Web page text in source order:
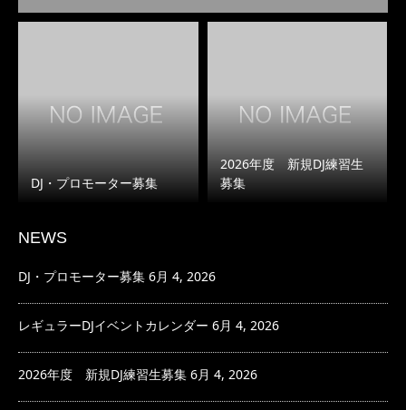
DJ・プロモーター募集
2026年度 新規DJ練習生
募集
NEWS
DJ・プロモーター募集 6月 4, 2026
レギュラーDJイベントカレンダー 6月 4, 2026
2026年度 新規DJ練習生募集 6月 4, 2026